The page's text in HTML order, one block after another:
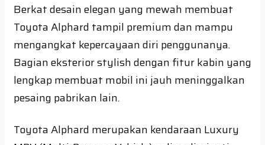
Berkat desain elegan yang mewah membuat
Toyota Alphard tampil premium dan mampu
mengangkat kepercayaan diri penggunanya.
Bagian eksterior stylish dengan fitur kabin yang
lengkap membuat mobil ini jauh meninggalkan
pesaing pabrikan lain.
Toyota Alphard merupakan kendaraan Luxury